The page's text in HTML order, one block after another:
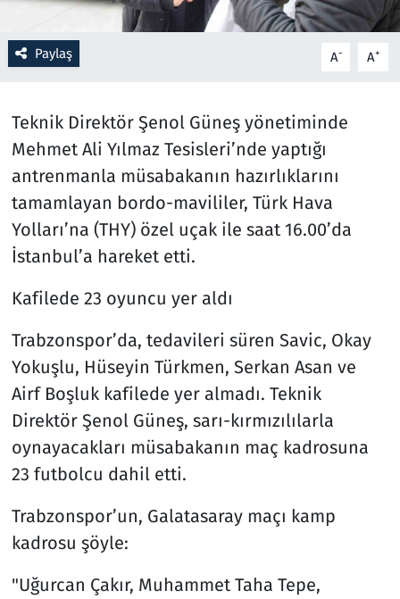
Paylaş A- A+
Teknik Direktör Şenol Güneş yönetiminde
Mehmet Ali Yılmaz Tesisleri’nde yaptığı
antrenmanla müsabakanın hazırlıklarını
tamamlayan bordo-mavililer, Türk Hava
Yolları’na (THY) özel uçak ile saat 16.00’da
İstanbul’a hareket etti.
Kafilede 23 oyuncu yer aldı
Trabzonspor’da, tedavileri süren Savic, Okay
Yokuşlu, Hüseyin Türkmen, Serkan Asan ve
Airf Boşluk kafilede yer almadı. Teknik
Direktör Şenol Güneş, sarı-kırmızılılarla
oynayacakları müsabakanın maç kadrosuna
23 futbolcu dahil etti.
Trabzonspor’un, Galatasaray maçı kamp
kadrosu şöyle:
"Uğurcan Çakır, Muhammet Taha Tepe,
Savunma Sanayi
Seçim 2023
Teknoloji ve Bilim
Televizyon